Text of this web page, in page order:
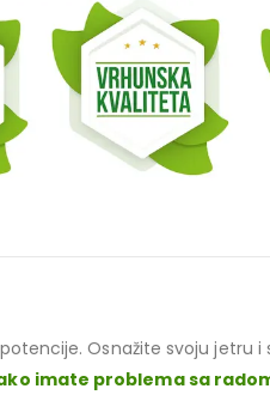
Osnažite svoju jetru i
imate problema sa